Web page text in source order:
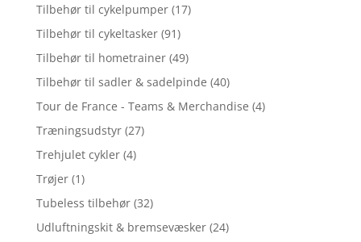
Tilbehør til cykelpumper (17)
Tilbehør til cykeltasker (91)
Tilbehør til hometrainer (49)
Tilbehør til sadler & sadelpinde (40)
Tour de France - Teams & Merchandise (4)
Træningsudstyr (27)
Trehjulet cykler (4)
Trøjer (1)
Tubeless tilbehør (32)
Udluftningskit & bremsevæsker (24)